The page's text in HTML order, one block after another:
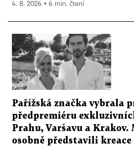
4. 8. 2026 ▪ 6 min. čtení
Pařížská značka vybrala
předpremiéru
Prahu, Varšavu a Krakov.
osobně představili kreace